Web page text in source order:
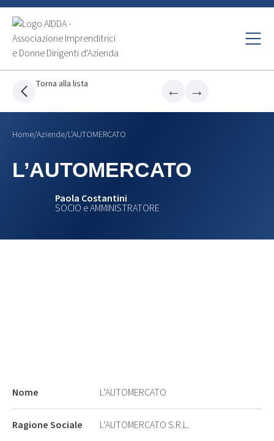
Torna alla lista ← →
Home/Aziende/L’AUTOMERCATO
L’AUTOMERCATO
Paola Costantini
SOCIO e AMMINISTRATORE
Nome L’AUTOMERCATO
Ragione Sociale L’AUTOMERCATO S.R.L.